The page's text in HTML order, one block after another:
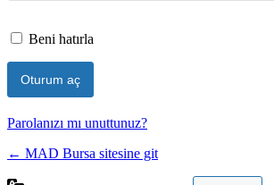
Beni hatırla
Parolanızı mı unuttunuz?
← MAD Bursa sitesine git